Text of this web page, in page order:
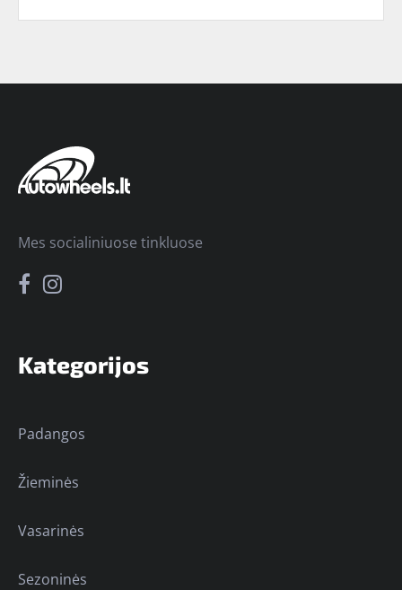
Kategorijos
Padangos
Žieminės
Vasarinės
Sezoninės
Mes socialiniuose tinkluose